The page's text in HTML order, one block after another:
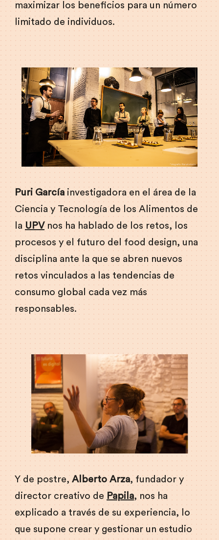
maximizar los beneficios para un número
limitado de individuos.
Puri García investigadora en el área de la
Ciencia y Tecnología de los Alimentos de
la UPVnos ha hablado de los retos, los
procesos y el futuro del food design, una
disciplina ante la que se abren nuevos
retos vinculados a las tendencias de
consumo global cada vez más
responsables.
Y de postre, Alberto Arza, fundador y
director creativo de Papila, nos ha
explicado a través de su experiencia, lo
que supone crear y gestionar un estudio